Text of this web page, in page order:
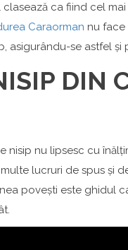
ca fiind cel
Caraorman nu
asigurându-se astfel și
DIN
nisip nu lipsesc cu
lucruri de spus și
povești este ghidul